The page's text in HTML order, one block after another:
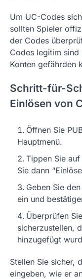
Um UC-Codes
sollten Spieler
der Codes
Codes legitim
Konten gefährden
Schritt-für-
Einlösen von
Öffnen Sie
Hauptmenü.
Tippen Sie
Sie dann
Geben Sie
ein und
Überprüfen
sicherzustellen,
hinzugefügt
Stellen Sie sicher,
eingeben, wie er